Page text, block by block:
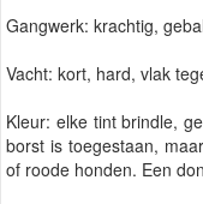
Gangwerk: krachtig,
Vacht: kort, hard, vlak
Kleur: elke tint brindle,
borst is toegestaan,
of roode honden. Een